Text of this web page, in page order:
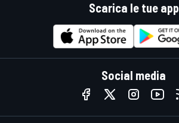
Scarica le tue app
Social media